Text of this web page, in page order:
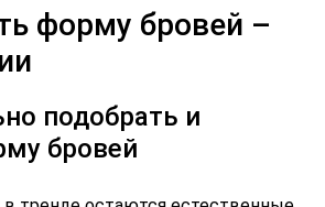
форму бровей –
подобрать и
бровей